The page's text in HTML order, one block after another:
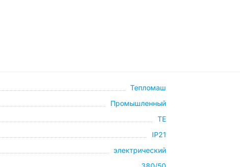
Тепломаш
Промышленный
TE
IP21
электрический